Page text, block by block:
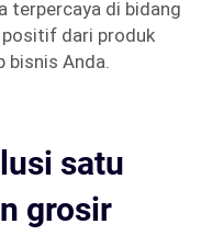
terpercaya di bidang
dari produk
bisnis Anda.
satu
grosir